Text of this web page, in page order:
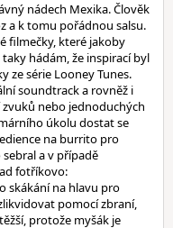
nádech Mexika. Člověk
a k tomu pořádnou salsu.
filmečky, které jakoby
hádám, že inspirací byl
ze série Looney Tunes.
soundtrack a rovněž i
nebo jednoduchých
úkolu dostat se
na burrito pro
a v případě
fotříkovo:
skákání na hlavu pro
pomocí zbraní,
protože myšák je